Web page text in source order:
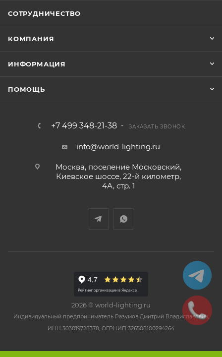
СОТРУДНИЧЕСТВО
КОМПАНИЯ
ИНФОРМАЦИЯ
ПОМОЩЬ
+7 499 348-21-38 ЗАКАЗАТЬ ЗВОНОК
info@world-lighting.ru
Москва, поселение Московский,
Киевское шоссе, 22-й километр,
4А, стр. 1
2026 © world-lighting.ru
Индивидуальный предприниматель Разумов Дмитрий Владиславович,
ИНН 503019728378, ОГРНИП 326508100294264